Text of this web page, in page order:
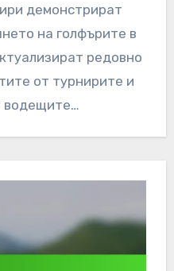
демонстрират
на голфърите в
редовно
от турнирите и
водещите…